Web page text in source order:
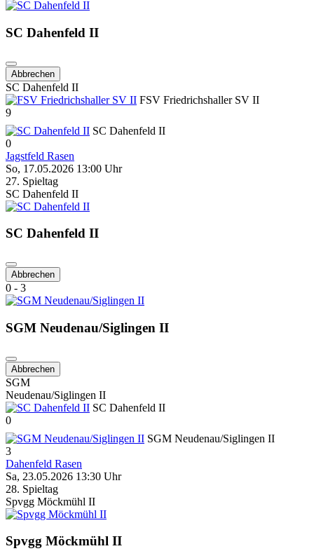
SC Dahenfeld II
Abbrechen
SC Dahenfeld II
FSV Friedrichshaller SV II
9
SC Dahenfeld II
0
Jagstfeld Rasen
So, 17.05.2026 13:00 Uhr
27. Spieltag
SC Dahenfeld II
SC Dahenfeld II
Abbrechen
0 - 3
SGM Neudenau/Siglingen II
Abbrechen
SGM
Neudenau/Siglingen II
SC Dahenfeld II
0
SGM Neudenau/Siglingen II
3
Dahenfeld Rasen
Sa, 23.05.2026 13:30 Uhr
28. Spieltag
Spvgg Möckmühl II
Spvgg Möckmühl II